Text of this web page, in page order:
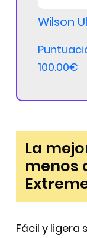
Wilson
100.00€
La
menos
Fácil y ligera